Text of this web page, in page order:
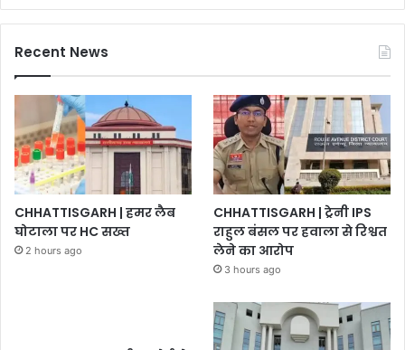
Recent News
CHHATTISGARH | हमर लैब
घोटाला पर HC सख्त
2 hours ago
CHHATTISGARH | ट्रेनी IPS
राहुल बंसल पर हवाला से रिश्वत
लेने का आरोप
3 hours ago